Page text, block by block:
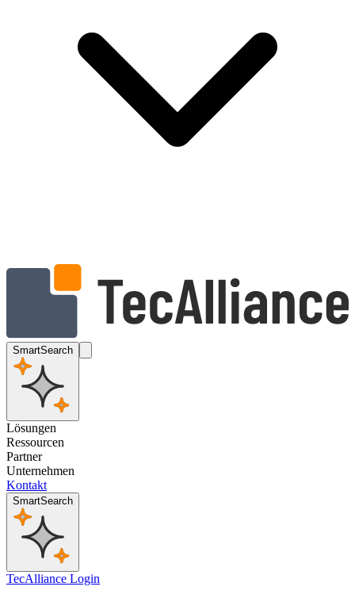
SmartSearch
Lösungen
Ressourcen
Partner
Unternehmen
Kontakt
SmartSearch
TecAlliance Login